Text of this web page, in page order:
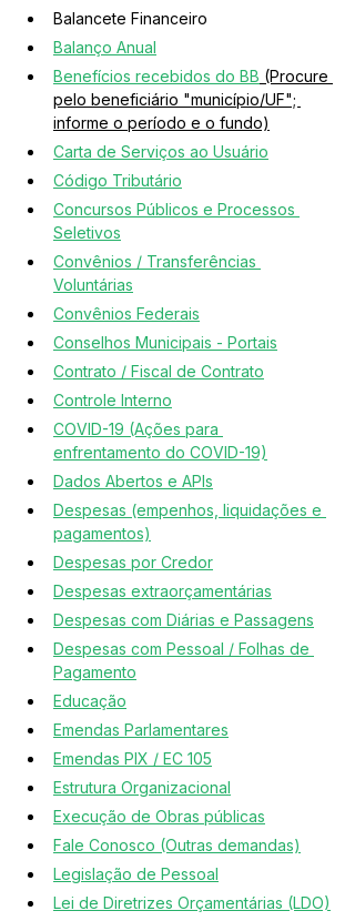
Balancete Financeiro
Balanço Anual
Benefícios recebidos do BB (Procure
pelo beneficiário "município/UF";
informe o período e o fundo)
Carta de Serviços ao Usuário
Código Tributário
Concursos Públicos e Processos
Seletivos
Convênios / Transferências
Voluntárias
Convênios Federais
Conselhos Municipais - Portais
Contrato / Fiscal de Contrato
Controle Interno
COVID-19 (Ações para
enfrentamento do COVID-19)
Dados Abertos e APIs
Despesas (empenhos, liquidações e
pagamentos)
Despesas por Credor
Despesas extraorçamentárias
Despesas com Diárias e Passagens
Despesas com Pessoal / Folhas de
Pagamento
Educação
Emendas Parlamentares
Emendas PIX / EC 105
Estrutura Organizacional
Execução de Obras públicas
Fale Conosco (Outras demandas)
Legislação de Pessoal
Lei de Diretrizes Orçamentárias (LDO)